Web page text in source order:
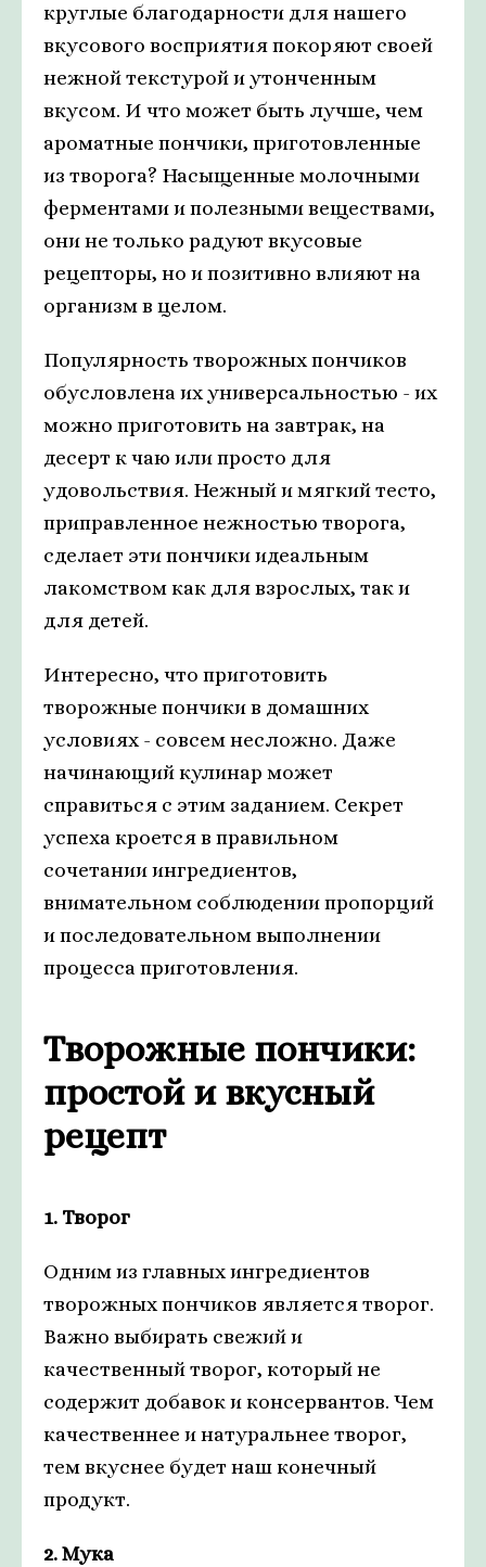
круглые благодарности для нашего
вкусового восприятия покоряют своей
нежной текстурой и утонченным
вкусом. И что может быть лучше, чем
ароматные пончики, приготовленные
из творога? Насыщенные молочными
ферментами и полезными веществами,
они не только радуют вкусовые
рецепторы, но и позитивно влияют на
организм в целом.
Популярность творожных пончиков
обусловлена их универсальностью - их
можно приготовить на завтрак, на
десерт к чаю или просто для
удовольствия. Нежный и мягкий тесто,
приправленное нежностью творога,
сделает эти пончики идеальным
лакомством как для взрослых, так и
для детей.
Интересно, что приготовить
творожные пончики в домашних
условиях - совсем несложно. Даже
начинающий кулинар может
справиться с этим заданием. Секрет
успеха кроется в правильном
сочетании ингредиентов,
внимательном соблюдении пропорций
и последовательном выполнении
процесса приготовления.
Творожные пончики:
простой и вкусный
рецепт
1. Творог
Одним из главных ингредиентов
творожных пончиков является творог.
Важно выбирать свежий и
качественный творог, который не
содержит добавок и консервантов. Чем
качественнее и натуральнее творог,
тем вкуснее будет наш конечный
продукт.
2. Мука